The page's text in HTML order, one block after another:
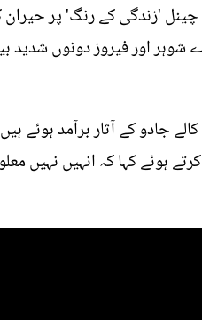
چینل 'زندگی کے رنگ' پر
اور فیروز دونوں شدید
جادو کے آثار برآمد
ہوئے کہا کہ انہیں نہیں